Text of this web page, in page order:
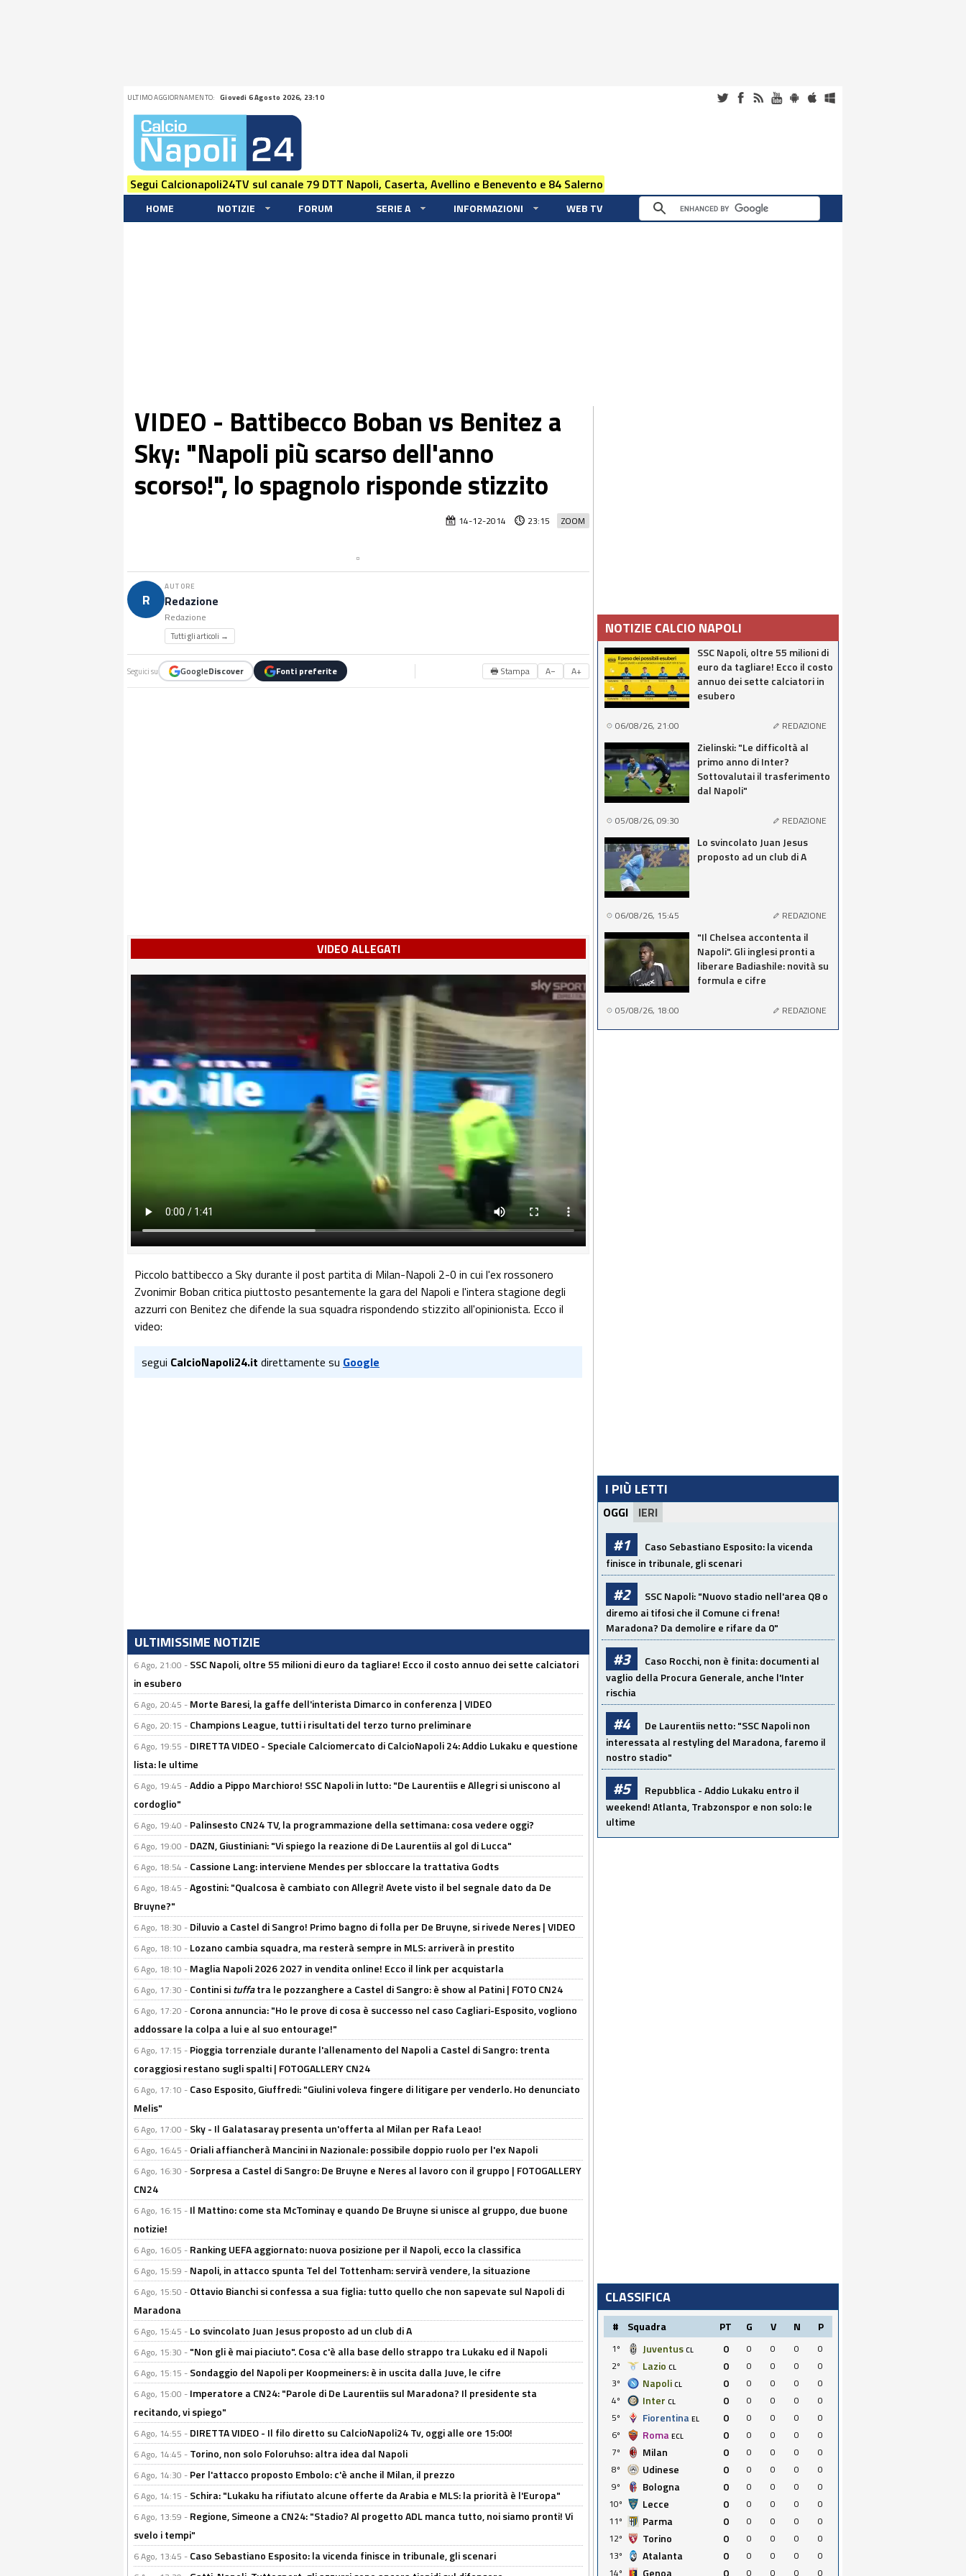
ULTIMO AGGIORNAMENTO: Giovedi 6 Agosto 2026, 23:10
Segui Calcionapoli24TV sul canale 79 DTT Napoli, Caserta, Avellino e Benevento e 84 Salerno
HOME NOTIZIE FORUM SERIE A INFORMAZIONI WEB TV
VIDEO - Battibecco Boban vs Benitez a
Sky: "Napoli più scarso dell'anno
scorso!", lo spagnolo risponde stizzito
ZOOM
14-12-2014 23:15
R
AUTORE
Redazione
Redazione
Tutti gli articoli →
Seguici su GoogleDiscover Fonti preferite 🖶 Stampa A− A+
VIDEO ALLEGATI
Piccolo battibecco a Sky durante il post partita di Milan-Napoli 2-0 in cui l'ex rossonero
Zvonimir Boban critica piuttosto pesantemente la gara del Napoli e l'intera stagione degli
azzurri con Benitez che difende la sua squadra rispondendo stizzito all'opinionista. Ecco il
video:
segui CalcioNapoli24.it direttamente su Google
ULTIMISSIME NOTIZIE
6 Ago, 21:00 - SSC Napoli, oltre 55 milioni di euro da tagliare! Ecco il costo annuo dei sette calciatori
in esubero
6 Ago, 20:45 - Morte Baresi, la gaffe dell'interista Dimarco in conferenza | VIDEO
6 Ago, 20:15 - Champions League, tutti i risultati del terzo turno preliminare
6 Ago, 19:55 - DIRETTA VIDEO - Speciale Calciomercato di CalcioNapoli 24: Addio Lukaku e questione
lista: le ultime
6 Ago, 19:45 -Addio a Pippo Marchioro! SSC Napoli in lutto: "De Laurentiis e Allegri si uniscono al
cordoglio"
6 Ago, 19:40 - Palinsesto CN24 TV, la programmazione della settimana: cosa vedere oggi?
6 Ago, 19:00 - DAZN, Giustiniani: "Vi spiego la reazione di De Laurentiis al gol di Lucca"
6 Ago, 18:54 - Cassione Lang: interviene Mendes per sbloccare la trattativa Godts
6 Ago, 18:45 -Agostini: "Qualcosa è cambiato con Allegri! Avete visto il bel segnale dato da De
Bruyne?"
6 Ago, 18:30 - Diluvio a Castel di Sangro! Primo bagno di folla per De Bruyne, si rivede Neres | VIDEO
6 Ago, 18:10 - Lozano cambia squadra, ma resterà sempre in MLS: arriverà in prestito
6 Ago, 18:10 - Maglia Napoli 2026 2027 in vendita online! Ecco il link per acquistarla
6 Ago, 17:30 - Contini situffatra le pozzanghere a Castel di Sangro: è show al Patini | FOTO CN24
6 Ago, 17:20 - Corona annuncia: "Ho le prove di cosa è successo nel caso Cagliari-Esposito, vogliono
addossare la colpa a lui e al suo entourage!"
6 Ago, 17:15 - Pioggia torrenziale durante l'allenamento del Napoli a Castel di Sangro: trenta
coraggiosi restano sugli spalti | FOTOGALLERY CN24
6 Ago, 17:10 - Caso Esposito, Giuffredi: "Giulini voleva fingere di litigare per venderlo. Ho denunciato
Melis"
6 Ago, 17:00 - Sky - Il Galatasaray presenta un'offerta al Milan per Rafa Leao!
6 Ago, 16:45 - Oriali affiancherà Mancini in Nazionale: possibile doppio ruolo per l'ex Napoli
6 Ago, 16:30 - Sorpresa a Castel di Sangro: De Bruyne e Neres al lavoro con il gruppo | FOTOGALLERY
CN24
6 Ago, 16:15 - Il Mattino: come sta McTominay e quando De Bruyne si unisce al gruppo, due buone
notizie!
6 Ago, 16:05 - Ranking UEFA aggiornato: nuova posizione per il Napoli, ecco la classifica
6 Ago, 15:59 - Napoli, in attacco spunta Tel del Tottenham: servirà vendere, la situazione
6 Ago, 15:50 - Ottavio Bianchi si confessa a sua figlia: tutto quello che non sapevate sul Napoli di
Maradona
6 Ago, 15:45 - Lo svincolato Juan Jesus proposto ad un club di A
6 Ago, 15:30 - "Non gli è mai piaciuto". Cosa c'è alla base dello strappo tra Lukaku ed il Napoli
6 Ago, 15:15 - Sondaggio del Napoli per Koopmeiners: è in uscita dalla Juve, le cifre
6 Ago, 15:00 - Imperatore a CN24: "Parole di De Laurentiis sul Maradona? Il presidente sta
recitando, vi spiego"
6 Ago, 14:55 - DIRETTA VIDEO - Il filo diretto su CalcioNapoli24 Tv, oggi alle ore 15:00!
6 Ago, 14:45 - Torino, non solo Foloruhso: altra idea dal Napoli
6 Ago, 14:30 - Per l'attacco proposto Embolo: c'è anche il Milan, il prezzo
6 Ago, 14:15 - Schira: "Lukaku ha rifiutato alcune offerte da Arabia e MLS: la priorità è l'Europa"
6 Ago, 13:59 - Regione, Simeone a CN24: "Stadio? Al progetto ADL manca tutto, noi siamo pronti! Vi
svelo i tempi"
6 Ago, 13:45 - Caso Sebastiano Esposito: la vicenda finisce in tribunale, gli scenari
NOTIZIE CALCIO NAPOLI
SSC Napoli, oltre 55 milioni di
euro da tagliare! Ecco il costo
annuo dei sette calciatori in
esubero
06/08/26, 21:00 REDAZIONE
Zielinski: "Le difficoltà al
primo anno di Inter?
Sottovalutai il trasferimento
dal Napoli"
05/08/26, 09:30 REDAZIONE
Lo svincolato Juan Jesus
proposto ad un club di A
06/08/26, 15:45 REDAZIONE
"Il Chelsea accontenta il
Napoli". Gli inglesi pronti a
liberare Badiashile: novità su
formula e cifre
05/08/26, 18:00 REDAZIONE
I PIÙ LETTI
OGGI IERI
#1
Caso Sebastiano Esposito: la vicenda
finisce in tribunale, gli scenari
#2
SSC Napoli: "Nuovo stadio nell'area Q8 o
diremo ai tifosi che il Comune ci frena!
Maradona? Da demolire e rifare da 0"
#3
Caso Rocchi, non è finita: documenti al
vaglio della Procura Generale, anche l'Inter
rischia
#4
De Laurentiis netto: "SSC Napoli non
interessata al restyling del Maradona, faremo il
nostro stadio"
#5
Repubblica - Addio Lukaku entro il
weekend! Atlanta, Trabzonspor e non solo: le
ultime
CLASSIFICA
# Squadra PT G V N P
1º Juventus CL 0 0 0 0
0
2º
Lazio CL 0 0 0 0
0
3º
Napoli CL 0 0 0 0
0
4º
Inter CL 0 0 0 0
0
5º
Fiorentina EL 0 0 0 0
0
6º
Roma ECL 0 0 0 0
0
7º
Milan 0 0 0 0
0
8º
Udinese 0 0 0 0
0
9º
Bologna 0 0 0 0
0
10º
Lecce 0 0 0 0
0
11º
Parma 0 0 0 0
0
12º
Torino 0 0 0 0
0
13º
Atalanta 0 0 0 0
0
14º
Genoa 0 0 0 0 0